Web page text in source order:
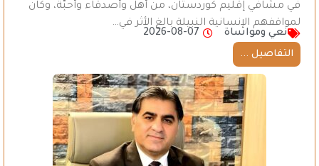
في مشافي إقليم كوردستان، من أهل وأصدقاء وأحبّة، وكان
لمواقفهم الإنسانية النبيلة بالغ الأثر في…
نعي ومواساة
2026-08-07
التفاصيل ...